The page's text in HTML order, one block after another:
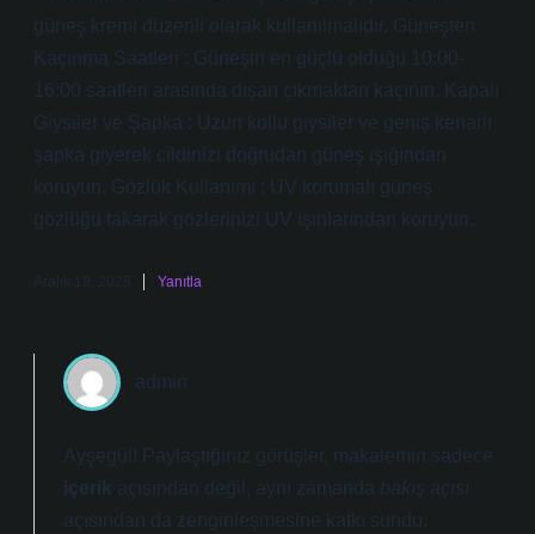
güneş kremi düzenli olarak kullanılmalıdır. Güneşten
Kaçınma Saatleri : Güneşin en güçlü olduğu 10:00-
16:00 saatleri arasında dışarı çıkmaktan kaçının. Kapalı
Giysiler ve Şapka : Uzun kollu giysiler ve geniş kenarlı
şapka giyerek cildinizi doğrudan güneş ışığından
koruyun. Gözlük Kullanımı : UV korumalı güneş
gözlüğü takarak gözlerinizi UV ışınlarından koruyun.
Aralık 18, 2025 Yanıtla
admin
Ayşegül! Paylaştığınız görüşler, makalemin sadece
içerik açısından değil, aynı zamanda bakış açısı
açısından da zenginleşmesine katkı sundu.